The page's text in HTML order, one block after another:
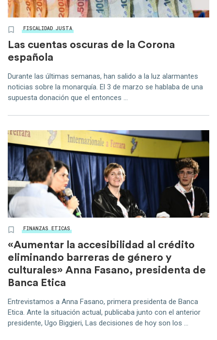
FISCALIDAD JUSTA
Las cuentas oscuras de la Corona
española
Durante las últimas semanas, han salido a la luz alarmantes
noticias sobre la monarquía. El 3 de marzo se hablaba de una
supuesta donación que el entonces ...
FINANZAS ETICAS
«Aumentar la accesibilidad al crédito
eliminando barreras de género y
culturales» Anna Fasano, presidenta de
Banca Etica
Entrevistamos a Anna Fasano, primera presidenta de Banca
Etica. Ante la situación actual, publicaba junto con el anterior
presidente, Ugo Biggieri, Las decisiones de hoy son los ...